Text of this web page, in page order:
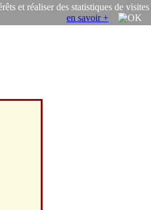
et réaliser des statistiques de visites
en savoir +